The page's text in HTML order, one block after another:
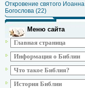
Откровение святого Иоанна
Богослова (22)
Меню сайта
Главная страница
Информация о Библии
Что такое Библия?
История Библии